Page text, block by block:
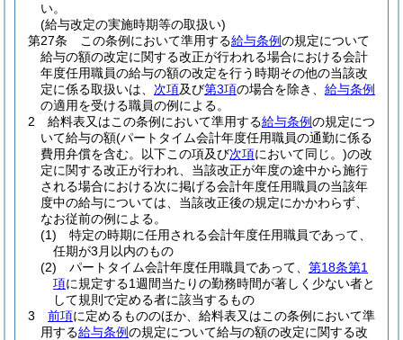
い。
(給与改定の実施時期等の取扱い)
第27条
この条例において準用する給与条例の規定について
給与の額の改定に関する改正が行われる場合における会計
年度任用職員の給与の額の改定を行う時期その他の当該改
定に係る取扱いは、 次項及び第3項の場合を除き、 給与条例
の適用を受ける職員の例による。
2
給料表又はこの条例において準用する給与条例の規定につ
いて給与の額(パートタイム会計年度任用職員の通勤に係る
費用弁償を含む。以下この項及び次項において同じ。)の改
定に関する改正が行われ、当該改正が年度の途中から施行
される場合における次に掲げる会計年度任用職員の当該年
度中の給与については、当該改正後の規定にかかわらず、
なお従前の例による。
(1)
特定の時期に任用される会計年度任用職員であって、
任期が3月以内のもの
(2)
パートタイム会計年度任用職員であって、 第18条第1
項に規定する1週間当たりの勤務時間が著しく少ない者と
して規則で定める者に該当するもの
3
前項に定めるもののほか、給料表又はこの条例において準
用する給与条例の規定について給与の額の改定に関する改